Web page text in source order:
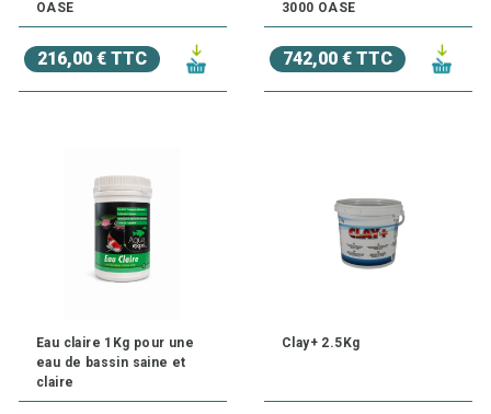
OASE
216,00 € TTC
3000 OASE
742,00 € TTC
Eau claire 1Kg pour une
eau de bassin saine et
claire
Clay+ 2.5Kg